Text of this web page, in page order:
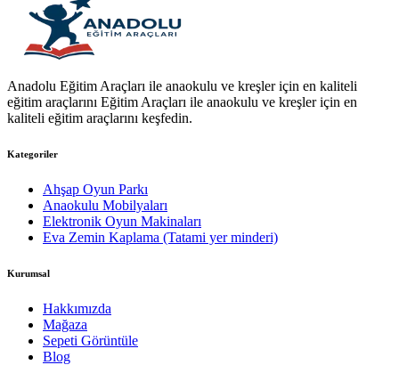
Anadolu Eğitim Araçları ile anaokulu ve kreşler için en kaliteli
eğitim araçlarını Eğitim Araçları ile anaokulu ve kreşler için en
kaliteli eğitim araçlarını keşfedin.
Kategoriler
Ahşap Oyun Parkı
Anaokulu Mobilyaları
Elektronik Oyun Makinaları
Eva Zemin Kaplama (Tatami yer minderi)
Kurumsal
Hakkımızda
Mağaza
Sepeti Görüntüle
Blog